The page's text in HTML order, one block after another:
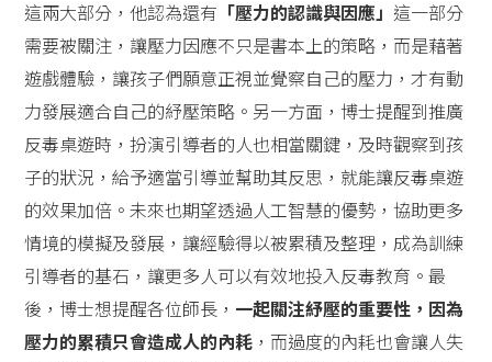
這兩大部分，他認為還有 「壓力的認識與因應」 這一部分
需要被關注，讓壓力因應不只是書本上的策略，而是藉著
遊戲體驗，讓孩子們願意正視並覺察自己的壓力，才有動
力發展適合自己的紓壓策略。另一方面，博士提醒到推廣
反毒桌遊時，扮演引導者的人也相當關鍵，及時觀察到孩
子的狀況，給予適當引導並幫助其反思，就能讓反毒桌遊
的效果加倍。未來也期望透過人工智慧的優勢，協助更多
情境的模擬及發展，讓經驗得以被累積及整理，成為訓練
引導者的基石，讓更多人可以有效地投入反毒教育。最
後，博士想提醒各位師長， 一起關注紓壓的重要性，因為
壓力的累積只會造成人的內耗 ，而過度的內耗也會讓人失